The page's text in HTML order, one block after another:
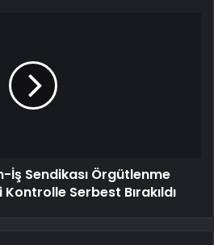
İş Sendikası Örgütlenme
Kontrolle Serbest Bırakıldı